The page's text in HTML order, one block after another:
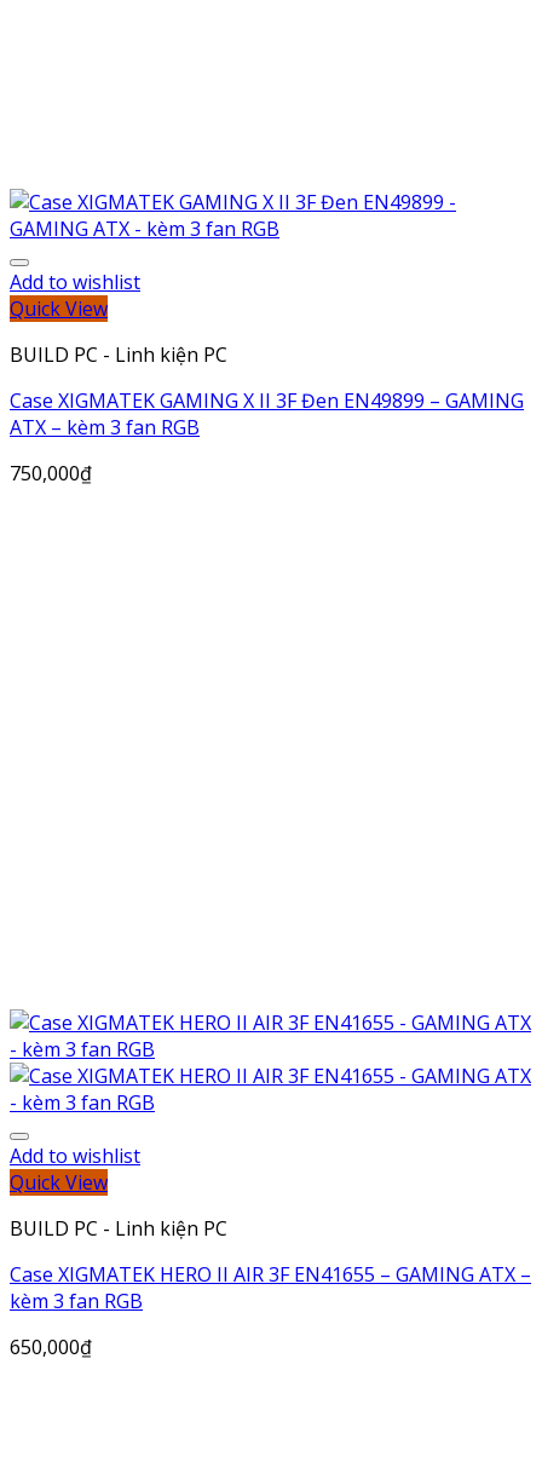
Add to wishlist
Quick View
BUILD PC - Linh kiện PC
Case XIGMATEK GAMING X II 3F Đen EN49899 – GAMING
ATX – kèm 3 fan RGB
750,000₫
Add to wishlist
Quick View
BUILD PC - Linh kiện PC
Case XIGMATEK HERO II AIR 3F EN41655 – GAMING ATX –
kèm 3 fan RGB
650,000₫